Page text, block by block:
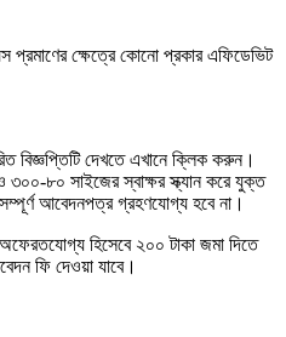
ক্ষেত্রে কোনো প্রকার এফিডেভিট
বিজ্ঞপ্তিটি দেখতে এখানে ক্লিক করুন।
৮০ সাইজের স্বাক্ষর স্ক্যান করে যুক্ত
আবেদনপত্র গ্রহণযোগ্য হবে না।
হিসেবে ২০০ টাকা জমা দিতে
ফি দেওয়া যাবে।